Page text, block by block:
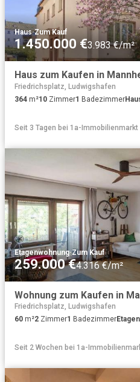
Haus·Zum Kauf
1.450.000 €3.983 €/m²
Friedrichsplatz, Ludwigshafen
364 m²10 Zimmer1 Badezimmer
Seit 3 Tagen bei 1a-Immobilienmarkt
Etagenwohnung·Zum Kauf
259.000 €4.316 €/m²
Friedrichsplatz, Ludwigshafen
60 m²2 Zimmer1 Badezimmer
Seit 2 Wochen bei 1a-